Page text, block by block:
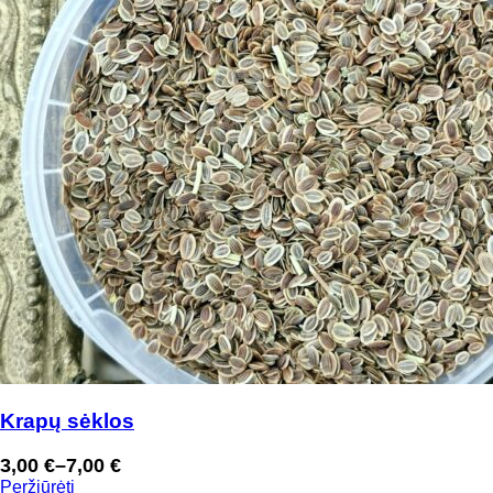
Krapų sėklos
3,00 €–7,00 €
Price
Peržiūrėti